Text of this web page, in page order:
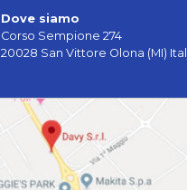
Dove siamo
Corso Sempione 274
20028 San Vittore Olona (MI)